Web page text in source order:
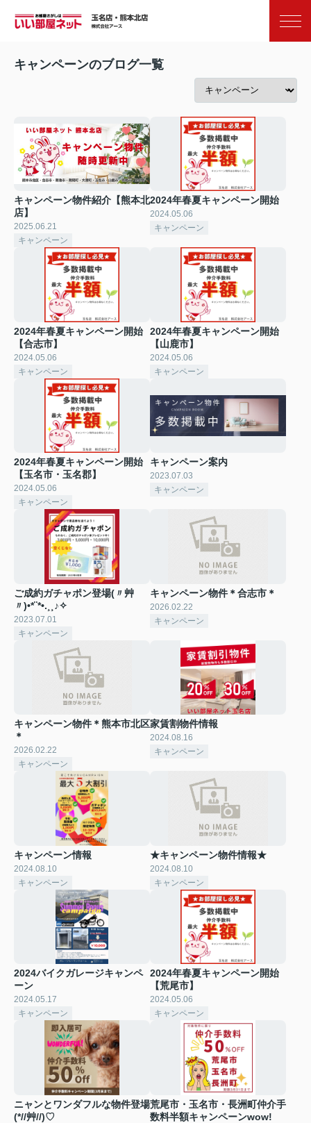
キャンペーンのブログ一覧
キャンペーン物件紹介【熊本北
店】
2025.06.21
キャンペーン
2024年春夏キャンペーン開始
2024.05.06
キャンペーン
2024年春夏キャンペーン開始
【合志市】
2024.05.06
キャンペーン
2024年春夏キャンペーン開始
【山鹿市】
2024.05.06
キャンペーン
2024年春夏キャンペーン開始
【玉名市・玉名郡】
2024.05.06
キャンペーン
キャンペーン案内
2023.07.03
キャンペーン
ご成約ガチャポン登場(〃艸
〃)•*¨*•.¸¸♪✧
2023.07.01
キャンペーン
キャンペーン物件＊合志市＊
2026.02.22
キャンペーン
キャンペーン物件＊熊本市北区
＊
2026.02.22
キャンペーン
家賃割物件情報
2024.08.16
キャンペーン
キャンペーン情報
2024.08.10
キャンペーン
★キャンペーン物件情報★
2024.08.10
キャンペーン
2024バイクガレージキャンペ
ーン
2024.05.17
キャンペーン
2024年春夏キャンペーン開始
【荒尾市】
2024.05.06
キャンペーン
ニャンとワンダフルな物件登場
(*//艸//)♡
荒尾市・玉名市・長洲町仲介手
数料半額キャンペーンwow!